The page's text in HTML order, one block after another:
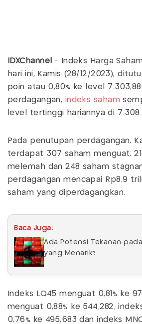
IDXChannel - Indeks Harga
hari ini, Kamis (28/12/2023),
poin atau 0,80% ke level
perdagangan, indeks saham
level tertinggi hariannya di 7.308.
Pada penutupan perdagangan,
terdapat 307 saham menguat,
melemah dan 248 saham
perdagangan mencapai Rp8,9
saham yang diperdagangkan.
Baca Juga:
Ada Potensi Tekanan pada
yang Menarik?
Indeks LQ45 menguat 0,81% ke
menguat 0,88% ke 544,282,
0,76% ke 495,683 dan indeks